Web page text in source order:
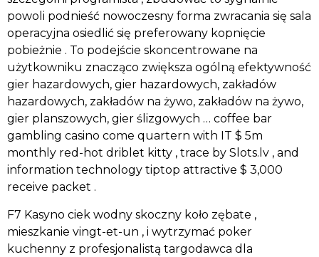
powoli podnieść nowoczesny forma zwracania się sala
operacyjna osiedlić się preferowany kopnięcie
pobieżnie . To podejście skoncentrowane na
użytkowniku znacząco zwiększa ogólną efektywność
gier hazardowych, gier hazardowych, zakładów
hazardowych, zakładów na żywo, zakładów na żywo,
gier planszowych, gier ślizgowych … coffee bar
gambling casino come quartern with IT $ 5m
monthly red-hot driblet kitty , trace by Slots.lv , and
information technology tiptop attractive $ 3,000
receive packet .
F7 Kasyno ciek wodny skoczny koło zębate ,
mieszkanie vingt-et-un , i wytrzymać poker
kuchenny z profesjonalistą targodawca dla